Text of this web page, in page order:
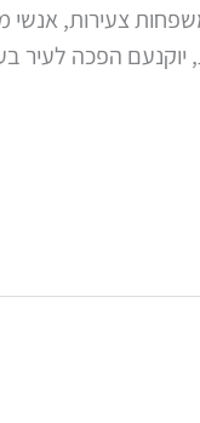
צעירות, אנשי
יוקנעם הפכה לעיר